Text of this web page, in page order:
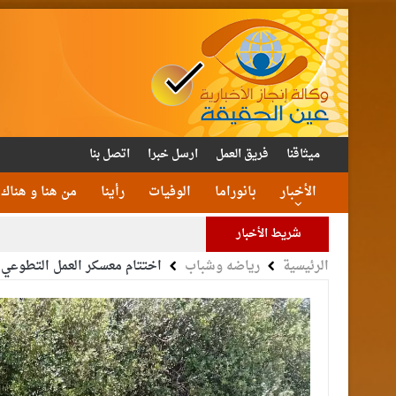
ميثاقنا فريق العمل ارسل خبرا اتصل بنا
الأخبار بانوراما الوفيات رأينا من هنا و هناك
شريط الأخبار
عدي بيك الفريحات
الرئيسية رياضه وشباب اختتام معسكر العمل